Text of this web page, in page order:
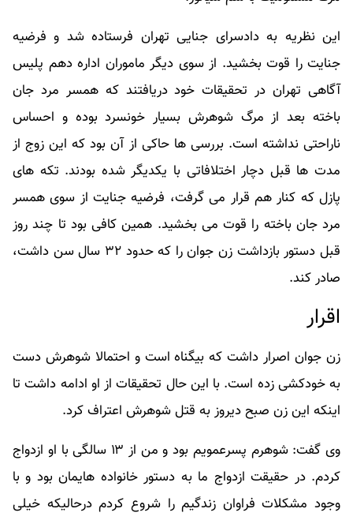
این نظریه به دادسرای جنایی تهران فرستاده شد و فرضیه
جنایت را قوت بخشید. از سوی دیگر ماموران اداره دهم پلیس
آگاهی تهران در تحقیقات خود دریافتند که همسر مرد جان
باخته بعد از مرگ شوهرش بسیار خونسرد بوده و احساس
ناراحتی نداشته است. بررسی ها حاکی از آن بود که این زوج از
مدت ها قبل دچار اختلافاتی با یکدیگر شده بودند. تکه های
پازل که کنار هم قرار می گرفت، فرضیه جنایت از سوی همسر
مرد جان باخته را قوت می بخشید. همین کافی بود تا چند روز
قبل دستور بازداشت زن جوان را که حدود ۳۲ سال سن داشت،
صادر کند.
اقرار
زن جوان اصرار داشت که بیگناه است و احتمالا شوهرش دست
به خودکشی زده است. با این حال تحقیقات از او ادامه داشت تا
اینکه این زن صبح دیروز به قتل شوهرش اعتراف کرد.
وی گفت: شوهرم پسرعمویم بود و من از ۱۳ سالگی با او ازدواج
کردم. در حقیقت ازدواج ما به دستور خانواده هایمان بود و با
وجود مشکلات فراوان زندگیم را شروع کردم درحالیکه خیلی